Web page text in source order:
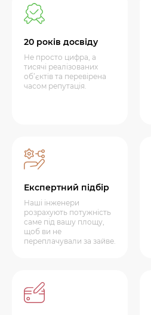
20 років досвіду
Не просто цифра, а
тисячі реалізованих
об’єктів та перевірена
часом репутація.
Експертний підбір
Наші інженери
розрахують потужність
саме під вашу площу,
щоб ви не
переплачували за зайве.